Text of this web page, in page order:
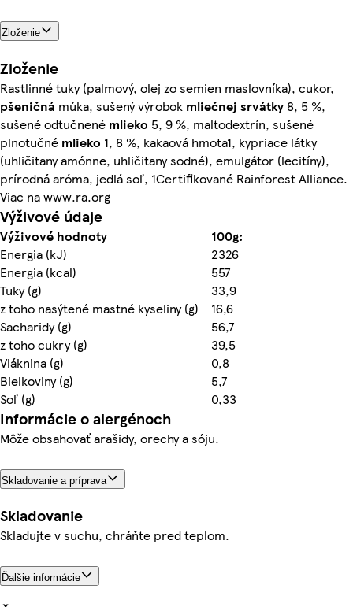
Zloženie
Zloženie
Rastlinné tuky (palmový, olej zo semien maslovníka), cukor,
pšeničná múka, sušený výrobok mliečnej srvátky 8, 5 %,
sušené odtučnené mlieko 5, 9 %, maltodextrín, sušené
plnotučné mlieko 1, 8 %, kakaová hmota1, kypriace látky
(uhličitany amónne, uhličitany sodné), emulgátor (lecitíny),
prírodná aróma, jedlá soľ, 1Certifikované Rainforest Alliance.
Viac na www.ra.org
Výživové údaje
Výživové hodnoty
100g:
Energia (kJ)
2326
Energia (kcal)
557
Tuky (g)
33,9
z toho nasýtené mastné kyseliny (g)
16,6
Sacharidy (g)
56,7
z toho cukry (g)
39,5
Vláknina (g)
0,8
Bielkoviny (g)
5,7
Soľ (g)
0,33
Informácie o alergénoch
Môže obsahovať arašidy, orechy a sóju.
Skladovanie a príprava
Skladovanie
Skladujte v suchu, chráňte pred teplom.
Ďalšie informácie